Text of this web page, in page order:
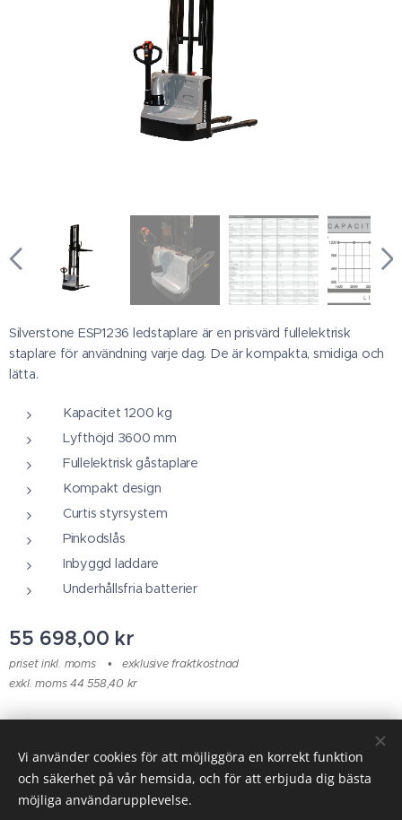
Silverstone ESP1236 ledstaplare är en prisvärd fullelektrisk
staplare för användning varje dag. De är kompakta, smidiga och
lätta.
Kapacitet 1200 kg
Lyfthöjd 3600 mm
Fullelektrisk gåstaplare
Kompakt design
Curtis styrsystem
Pinkodslås
Inbyggd laddare
Underhållsfria batterier
55 698,00 kr
priset inkl. moms
exklusive fraktkostnad
exkl. moms 44 558,40 kr
© 2025 Alla rättigheter reserverade
Cookies
Vi använder cookies för att möjliggöra en korrekt funktion
och säkerhet på vår hemsida, och för att erbjuda dig bästa
möjliga användarupplevelse.